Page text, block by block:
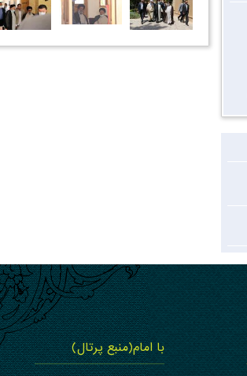
با امام(منبع پرتال)